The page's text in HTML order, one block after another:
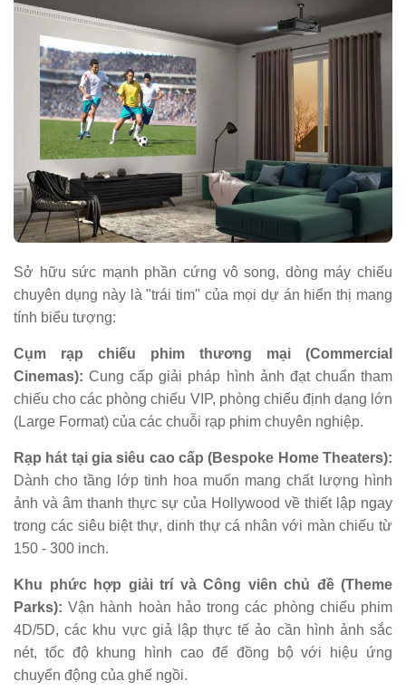
Sở hữu sức mạnh phần cứng vô song, dòng máy chiếu
chuyên dụng này là "trái tim" của mọi dự án hiển thị mang
tính biểu tượng:
Cụm rạp chiếu phim thương mại (Commercial
Cinemas): Cung cấp giải pháp hình ảnh đạt chuẩn tham
chiếu cho các phòng chiếu VIP, phòng chiếu định dạng lớn
(Large Format) của các chuỗi rạp phim chuyên nghiệp.
Rạp hát tại gia siêu cao cấp (Bespoke Home Theaters):
Dành cho tầng lớp tinh hoa muốn mang chất lượng hình
ảnh và âm thanh thực sự của Hollywood về thiết lập ngay
trong các siêu biệt thự, dinh thự cá nhân với màn chiếu từ
150 - 300 inch.
Khu phức hợp giải trí và Công viên chủ đề (Theme
Parks): Vận hành hoàn hảo trong các phòng chiếu phim
4D/5D, các khu vực giả lập thực tế ảo cần hình ảnh sắc
nét, tốc độ khung hình cao để đồng bộ với hiệu ứng
chuyển động của ghế ngồi.